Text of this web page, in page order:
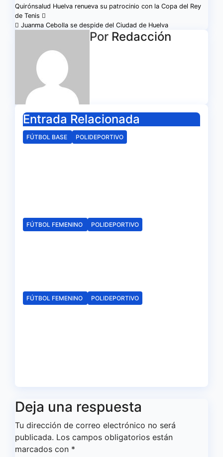
Navegación
de
entradas
Quirónsalud Huelva renueva su patrocinio con la Copa del Rey
de Tenis
Juanma Cebolla se despide del Ciudad de Huelva
Por Redacción
Entrada Relacionada
FÚTBOL BASE POLIDEPORTIVO
FÚTBOL FEMENINO POLIDEPORTIVO
FÚTBOL FEMENINO POLIDEPORTIVO
Deja una respuesta
Tu dirección de correo electrónico no será
publicada. Los campos obligatorios están
marcados con *